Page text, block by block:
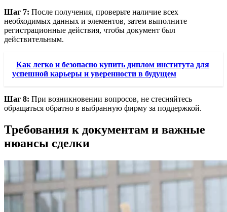
Шаг 7: После получения, проверьте наличие всех
необходимых данных и элементов, затем выполните
регистрационные действия, чтобы документ был
действительным.
Как легко и безопасно купить диплом института для
успешной карьеры и уверенности в будущем
Шаг 8: При возникновении вопросов, не стесняйтесь
обращаться обратно в выбранную фирму за поддержкой.
Требования к документам и важные
нюансы сделки